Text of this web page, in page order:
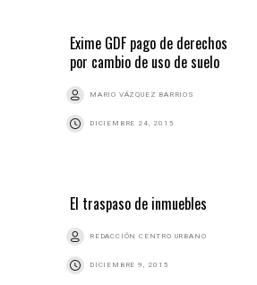
Exime GDF pago de derechos
por cambio de uso de suelo
MARIO VÁZQUEZ BARRIOS
DICIEMBRE 24, 2015
El traspaso de inmuebles
REDACCIÓN CENTRO URBANO
DICIEMBRE 9, 2015